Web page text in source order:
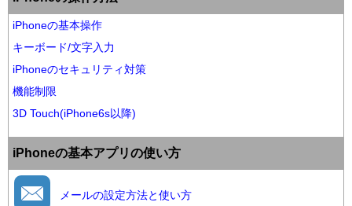
iPhoneの基本操作
キーボード/文字入力
iPhoneのセキュリティ対策
機能制限
3D Touch(iPhone6s以降)
iPhoneの基本アプリの使い方
メールの設定方法と使い方